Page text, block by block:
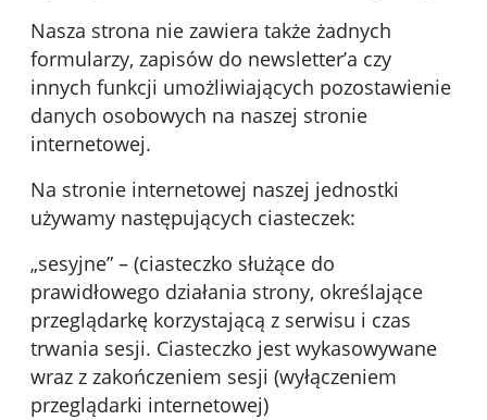
Nasza strona nie zawiera także żadnych
formularzy, zapisów do newsletter’a czy
innych funkcji umożliwiających pozostawienie
danych osobowych na naszej stronie
internetowej.
Na stronie internetowej naszej jednostki
używamy następujących ciasteczek:
„sesyjne” – (ciasteczko służące do
prawidłowego działania strony, określające
przeglądarkę korzystającą z serwisu i czas
trwania sesji. Ciasteczko jest wykasowywane
wraz z zakończeniem sesji (wyłączeniem
przeglądarki internetowej)